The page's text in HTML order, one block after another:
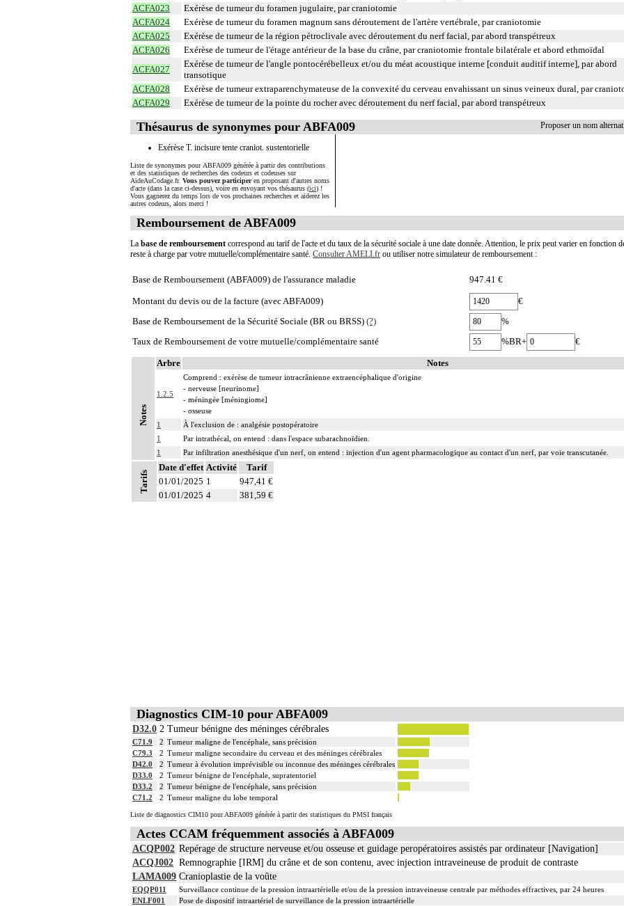
ACFA023 Exérèse de tumeur du foramen jugulaire, par craniotomie
ACFA024 Exérèse de tumeur du foramen magnum sans déroutement de l'artère vertébrale, par craniotomie
ACFA025 Exérèse de tumeur de la région pétroclivale avec déroutement du nerf facial, par abord transpétreux
ACFA026 Exérèse de tumeur de l'étage antérieur de la base du crâne, par craniotomie frontale bilatérale et abord ethmoïdal
ACFA027
Exérèse de tumeur de l'angle pontocérébelleux et/ou du méat acoustique interne [conduit auditif interne], par abord
transotique
ACFA028 Exérèse de tumeur extraparenchymateuse de la convexité du cerveau envahissant un sinus veineux dural, par
ACFA029 Exérèse de tumeur de la pointe du rocher avec déroutement du nerf facial, par abord transpétreux
Proposer un nom
Thésaurus de synonymes pour ABFA009
Exérèse T. incisure tente craniot. sustentorielle
Liste de synonymes pour ABFA009 générée à partir des contributions
et des statistiques de recherches des codeurs et codeuses sur
AideAuCodage.fr. Vous pouvez participeren proposant d'autres noms
d'acte (dans la case ci-dessus), voire en envoyant vos thésaurus (ici) !
Vous gagnerez du temps lors de vos prochaines recherches et aiderez les
autres codeurs, alors merci !
Remboursement de ABFA009
La base de remboursement correspond au tarif de l'acte et du taux de la sécurité sociale à une date donnée. Attention, le prix peut varier en
reste à charge par votre mutuelle/complémentaire santé. Consulter AMELI.fr ou utiliser notre simulateur de remboursement :
Base de Remboursement (ABFA009) de l'assurance maladie 947.41 €
Montant du devis ou de la facture (avec ABFA009)
€
Base de Remboursement de la Sécurité Sociale (BR ou BRSS) (?)
%
Taux de Remboursement de votre mutuelle/complémentaire santé
%BR+ €
Notes
Arbre Notes
1.2.5
Comprend : exérèse de tumeur intracrânienne extraencéphalique d'origine
- nerveuse [neurinome]
- méningée [méningiome]
- osseuse
1
À l'exclusion de : analgésie postopératoire
1
Par intrathécal, on entend : dans l'espace subarachnoïdien.
1
Par infiltration anesthésique d'un nerf, on entend : injection d'un agent pharmacologique au contact d'un nerf, par voie transcutanée.
1
Par bloc anesthésique continu d'un nerf, on entend : injection d'un agent pharmacologique au contact d'un nerf avec pose d'un cathéter,
Tarifs
Date d'effet Activité
Tarif
01/01/2025 1
947,41 €
01/01/2025 4 381,59 €
Diagnostics CIM-10 pour ABFA009
D32.0 2 Tumeur bénigne des méninges cérébrales
C71.9 2 Tumeur maligne de l'encéphale, sans précision
C79.3
2 Tumeur maligne secondaire du cerveau et des méninges cérébrales
D42.0
2 Tumeur à évolution imprévisible ou inconnue des méninges cérébrales
D33.0
2 Tumeur bénigne de l'encéphale, supratentoriel
D33.2
2 Tumeur bénigne de l'encéphale, sans précision
C71.2
2 Tumeur maligne du lobe temporal
Liste de diagnostics CIM10 pour ABFA009 générée à partir des statistiques du PMSI français
Actes CCAM fréquemment associés à ABFA009
ACQP002 Repérage de structure nerveuse et/ou osseuse et guidage peropératoires assistés par ordinateur [Navigation]
ACQJ002 Remnographie [IRM] du crâne et de son contenu, avec injection intraveineuse de produit de contraste
LAMA009 Cranioplastie de la voûte
EQQP011
Surveillance continue de la pression intraartérielle et/ou de la pression intraveineuse centrale par méthodes effractives, par 24 heures
ENLF001
Pose de dispositif intraartériel de surveillance de la pression intraartérielle